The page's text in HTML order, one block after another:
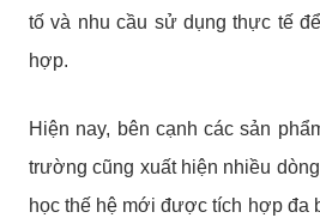
tố và nhu cầu sử dụng thực tế
hợp.
Hiện nay, bên cạnh các sản
trường cũng xuất hiện nhiều
học thế hệ mới được tích hợp đa